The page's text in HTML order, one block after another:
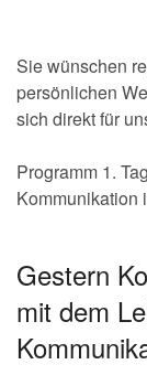
Sie wünschen
persönlichen
sich direkt für
Programm 1.
Kommunikation
Gestern
mit dem